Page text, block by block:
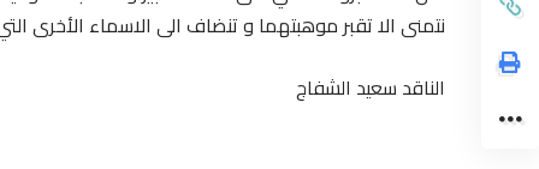
نتمنى الا تقبر موهبتهما و تنضاف الى الاسماء الأخرى
الناقد سعيد الشفاج